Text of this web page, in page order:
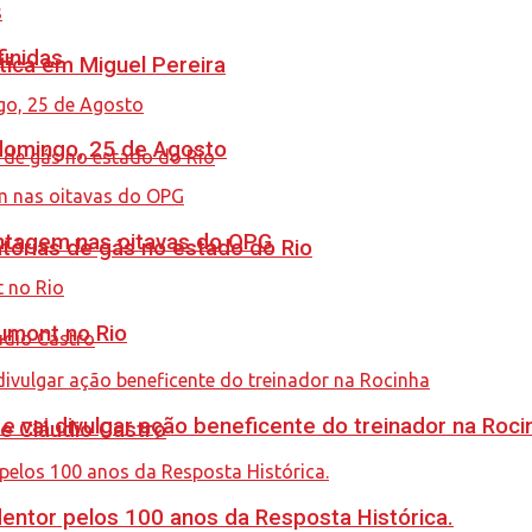
em Miguel Pereira
de gás no estado do Rio
Cláudio Castro
25 de Agosto
nas oitavas do OPG
no Rio
vai divulgar ação beneficente do treinador na
pelos 100 anos da Resposta Histórica.